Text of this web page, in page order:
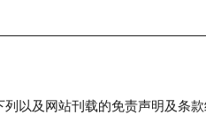
市场统计 瑞银轮证教室
列以及网站刊载的免责声明及条款